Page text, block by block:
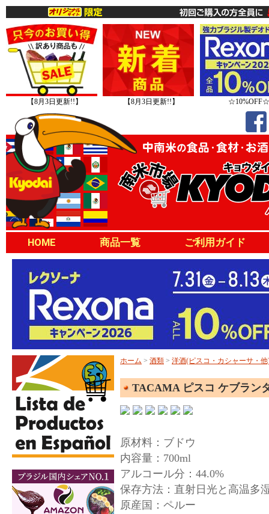
【8月3日更新!!】 【8月3日更新!!】 ☆10%OFF☆
HOME 商品一覧 ご利用ガイド
ホーム > 酒類 > 洋酒(ピスコ・カシャーサ・他
TACAMA ピスコ ケブラン
原材料：ブドウ
内容量：700ml
アルコール分：44.0%
保存方法：直射日光と高温多
原産国：ペルー